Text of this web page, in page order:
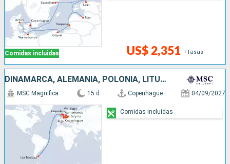
Comidas incluidas US$ 2,351 +Tasas
DINAMARCA, ALEMANIA, POLONIA, LITUANIA, LETONIA, SUECIA, NORUEGA, ISLAS MALVINAS
MSC Magnifica 15 d Copenhague 04/09/2027
Comidas incluidas